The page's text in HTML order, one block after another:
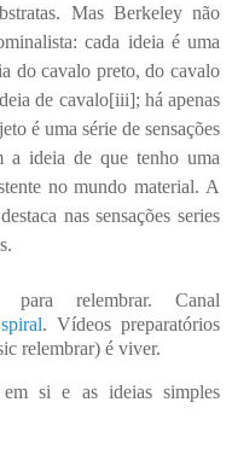
Mas Berkeley não
cada ideia é uma
do cavalo preto, do cavalo
de cavalo[iii]; há apenas
é uma série de sensações
a ideia de que tenho uma
no mundo material. A
nas sensações series
para relembrar. Canal
. Vídeos preparatórios
relembrar) é viver.
si e as ideias simples